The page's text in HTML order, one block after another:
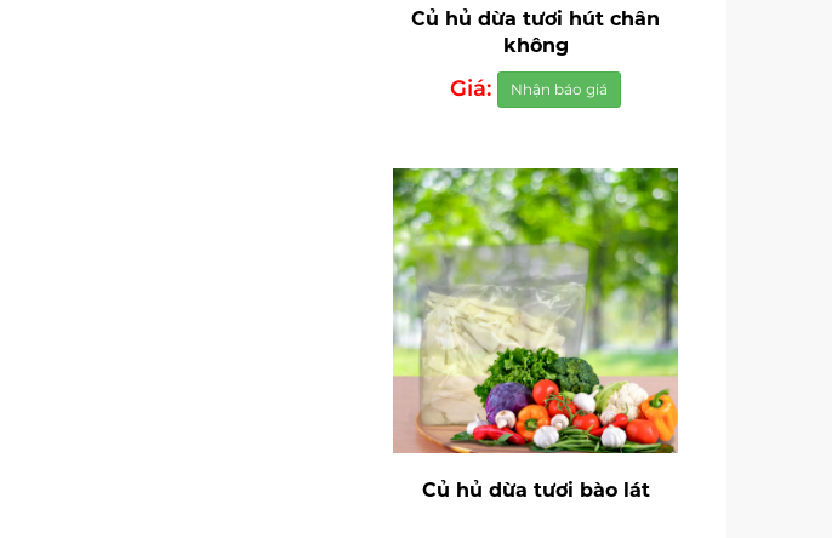
Củ hủ dừa tươi hút chân
không
Giá: Nhận báo giá
Củ hủ dừa tươi bào lát